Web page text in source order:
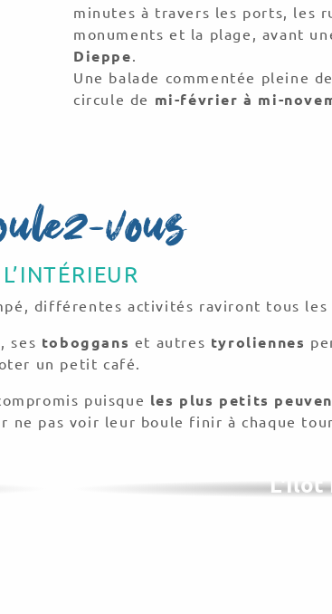
minutes à travers les ports, les
monuments et la plage, avant
Dieppe.
Une balade commentée pleine
circule de mi-février à mi-
vous
différentes activités raviront tous les
, ses toboggans et autres tyroliennes
un petit café.
puisque les plus petits
ne pas voir leur boule finir à chaque
L'Îlot